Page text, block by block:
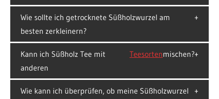
Wie sollte ich getrocknete Süßholzwurzel am
besten zerkleinern?
Kann ich Süßholz Tee mit
anderen
Teesortenmischen?
Wie kann ich überprüfen, ob meine Süßholzwurzel